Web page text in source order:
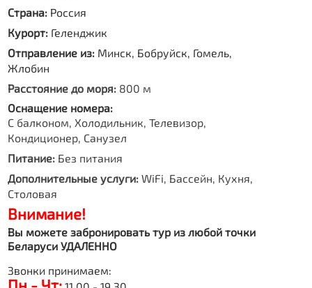
Страна: Россия
Курорт: Геленджик
Отправление из: Минск, Бобруйск, Гомель,
Жлобин
Расстояние до моря: 800 м
Оснащение номера:
С балконом, Холодильник, Телевизор,
Кондиционер, Санузел
Питание: Без питания
Дополнительные услуги: WiFi, Бассейн, Кухня,
Столовая
Внимание!
Вы можете забронировать тур из любой точки
Беларуси УДАЛЕННО
Звонки принимаем: